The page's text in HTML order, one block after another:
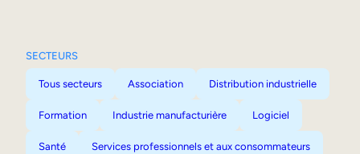
SECTEURS
Tous secteurs Association Distribution industrielle
Formation Industrie manufacturière Logiciel
Santé Services professionnels et aux consommateurs